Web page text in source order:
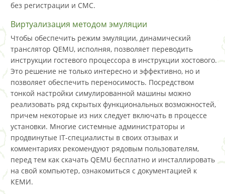
без регистрации и СМС.
Виртуализация методом эмуляции
Чтобы обеспечить режим эмуляции, динамический
транслятор QEMU, исполняя, позволяет переводить
инструкции гостевого процессора в инструкции хостового.
Это решение не только интересно и эффективно, но и
позволяет обеспечить переносимость. Посредством
тонкой настройки симулированной машины можно
реализовать ряд скрытых функциональных возможностей,‭
причем‭ некоторые из них следует включать в процессе
установки.‭ Многие системные администраторы и
продвинутые IT-специалисты в своих отзывах и
комментариях рекомендуют рядовым пользователям,
перед тем как скачать QEMU бесплатно и инсталлировать
на свой компьютер, ознакомиться с документацией к
КЕМИ.